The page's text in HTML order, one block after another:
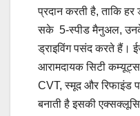
प्रदान करती है, ताकि हर
सके 5-स्पीड मैनुअल,
ड्राइविंग पसंद करते हैं।
आरामदायक सिटी
CVT, स्मूद और रिफाइंड
बनाती है इसकी